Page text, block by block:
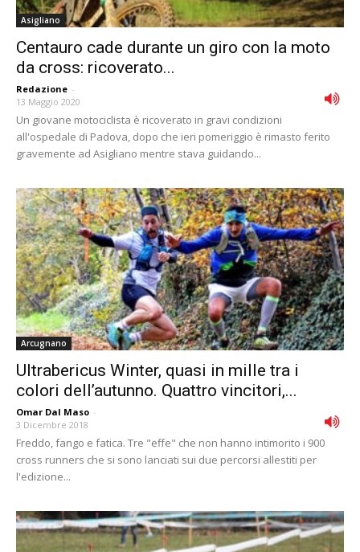
Asigliano
Centauro cade durante un giro con la moto
da cross: ricoverato...
Redazione -
13 Maggio 2020
Un giovane motociclista è ricoverato in gravi condizioni
all'ospedale di Padova, dopo che ieri pomeriggio è rimasto ferito
gravemente ad Asigliano mentre stava guidando...
Arcugnano
Ultrabericus Winter, quasi in mille tra i
colori dell’autunno. Quattro vincitori,...
Omar Dal Maso -
3 Dicembre 2018
Freddo, fango e fatica. Tre "effe" che non hanno intimorito i 900
cross runners che si sono lanciati sui due percorsi allestiti per
l'edizione...